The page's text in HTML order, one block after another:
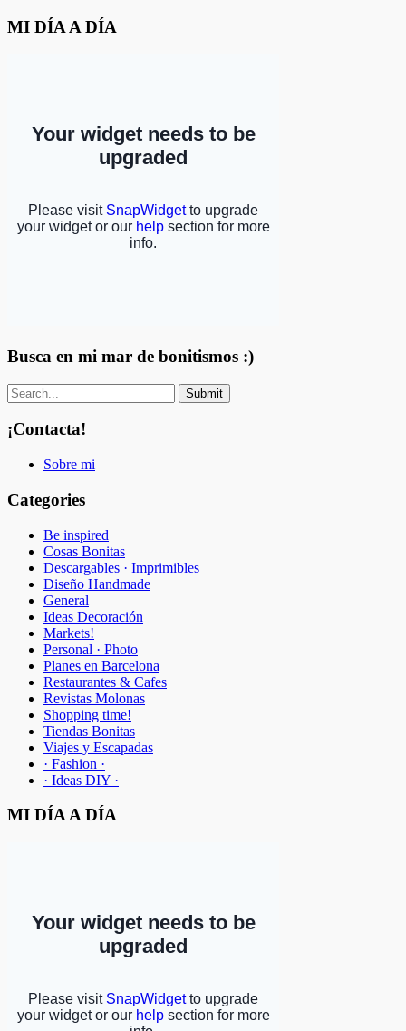
MI DÍA A DÍA
Busca en mi mar de bonitismos :)
¡Contacta!
Sobre mi
Categories
Be inspired
Cosas Bonitas
Descargables · Imprimibles
Diseño Handmade
General
Ideas Decoración
Markets!
Personal · Photo
Planes en Barcelona
Restaurantes & Cafes
Revistas Molonas
Shopping time!
Tiendas Bonitas
Viajes y Escapadas
· Fashion ·
· Ideas DIY ·
MI DÍA A DÍA